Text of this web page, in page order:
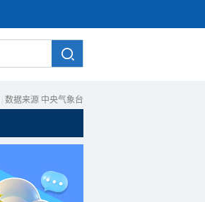
数据来源 中央气象台